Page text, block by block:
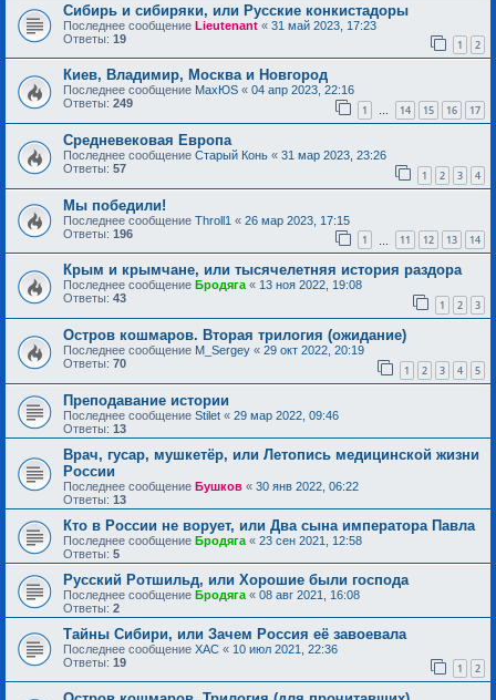
Сибирь и сибиряки, или Русские конкистадоры
Последнее сообщение Lieutenant « 31 май 2023, 17:23
Ответы: 19 1 2
Киев, Владимир, Москва и Новгород
Последнее сообщение MaxЮS « 04 апр 2023, 22:16
Ответы: 249 1 … 14 15 16 17
Средневековая Европа
Последнее сообщение Старый Конь « 31 мар 2023, 23:26
Ответы: 57 1 2 3 4
Мы победили!
Последнее сообщение Throll1 « 26 мар 2023, 17:15
Ответы: 196 1 11 12 13 14
Крым и крымчане, или тысячелетняя история раздора
Последнее сообщение Бродяга « 13 ноя 2022, 19:08
Ответы: 43 1 2 3
Остров кошмаров. Вторая трилогия (ожидание)
Последнее сообщение M_Sergey « 29 окт 2022, 20:19
Ответы: 70 1 2 3 4 5
Преподавание истории
Последнее сообщение Stilet « 29 мар 2022, 09:46
Ответы: 13
Врач, гусар, мушкетёр, или Летопись медицинской жизни
России
Последнее сообщение Бушков « 30 янв 2022, 06:22
Ответы: 13
Кто в России не ворует, или Два сына императора Павла
Последнее сообщение Бродяга « 23 сен 2021, 12:58
Ответы: 5
Русский Ротшильд, или Хорошие были господа
Последнее сообщение Бродяга « 08 авг 2021, 16:08
Ответы: 2
Тайны Сибири, или Зачем Россия её завоевала
Последнее сообщение ХАС « 10 июл 2021, 22:36
Ответы: 19 1 2